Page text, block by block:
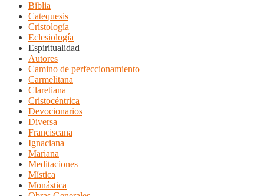
Biblia
Catequesis
Cristología
Eclesiología
Espiritualidad
Autores
Camino de perfeccionamiento
Carmelitana
Claretiana
Cristocéntrica
Devocionarios
Diversa
Franciscana
Ignaciana
Mariana
Meditaciones
Mística
Monástica